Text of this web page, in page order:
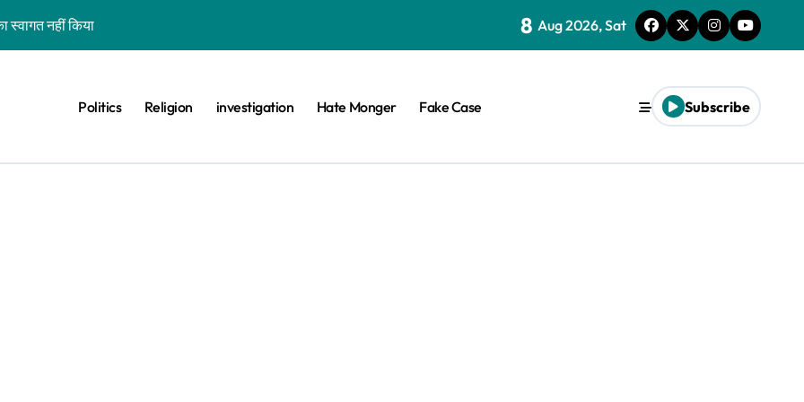
स्वागत नहीं किया
वायरल वीडियो एक साल पुराना है
बीफ प्रोड्यूसर देश नहीं कहा
8 Aug 2026, Sat
Politics Religion investigation Hate Monger Fake Case Subscribe